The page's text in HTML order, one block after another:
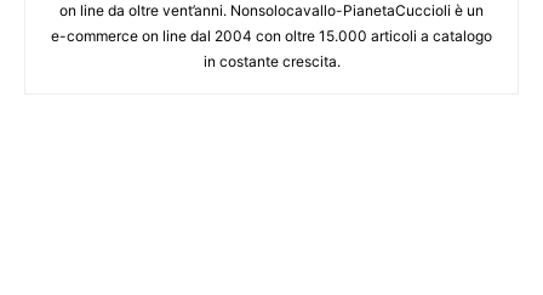
on line da oltre vent’anni. Nonsolocavallo-PianetaCuccioli è un
e-commerce on line dal 2004 con oltre 15.000 articoli a catalogo
in costante crescita.